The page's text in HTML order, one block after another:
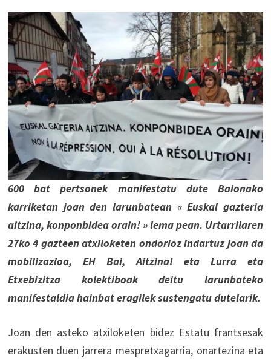
600 bat pertsonek manifestatu dute Baionako
karriketan joan den larunbatean « Euskal gazteria
aitzina, konponbidea orain! » lema pean. Urtarrilaren
27ko 4 gazteen atxiloketen ondorioz indartuz joan da
mobilizazioa, EH Bai, Aitzina! eta Lurra eta
Etxebizitza kolektiboak deitu larunbateko
manifestaldia hainbat eragilek sustengatu dutelarik.
Joan den asteko atxiloketen bidez Estatu frantsesak
erakusten duen jarrera mespretxagarria, onartezina eta